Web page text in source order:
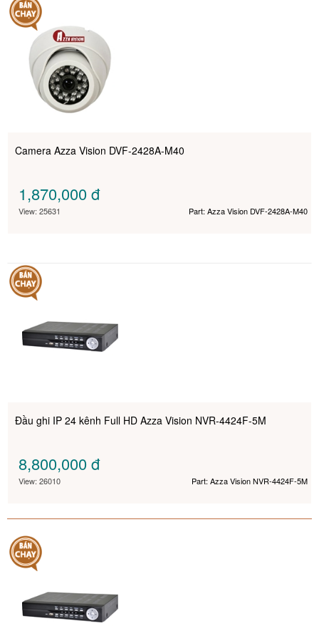
Camera Azza Vision DVF-2428A-M40
1,870,000đ
View: 25631 Part: Azza Vision DVF-2428A-M40
Đầu ghi IP 24 kênh Full HD Azza Vision NVR-4424F-5M
8,800,000đ
View: 26010 Part: Azza Vision NVR-4424F-5M